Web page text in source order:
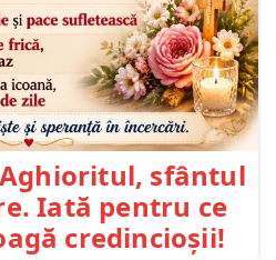
sfântul
Iată pentru ce
credincioșii!